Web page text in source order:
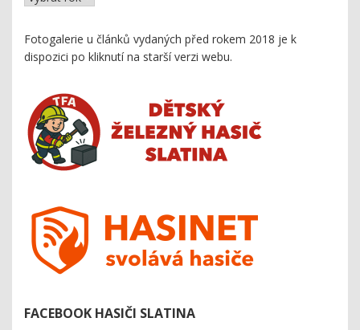
Fotogalerie u článků vydaných před rokem 2018 je k
dispozici po kliknutí na starší verzi webu.
FACEBOOK HASIČI SLATINA